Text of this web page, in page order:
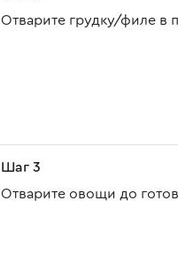
Отварите грудку/филе в
Шаг 3
Отварите овощи до